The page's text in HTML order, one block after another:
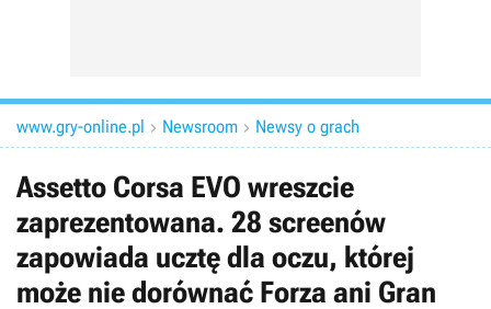
www.gry-online.pl  Newsroom  Newsy o grach
Assetto Corsa EVO wreszcie
zaprezentowana. 28 screenów
zapowiada ucztę dla oczu, której
może nie dorównać Forza ani Gran